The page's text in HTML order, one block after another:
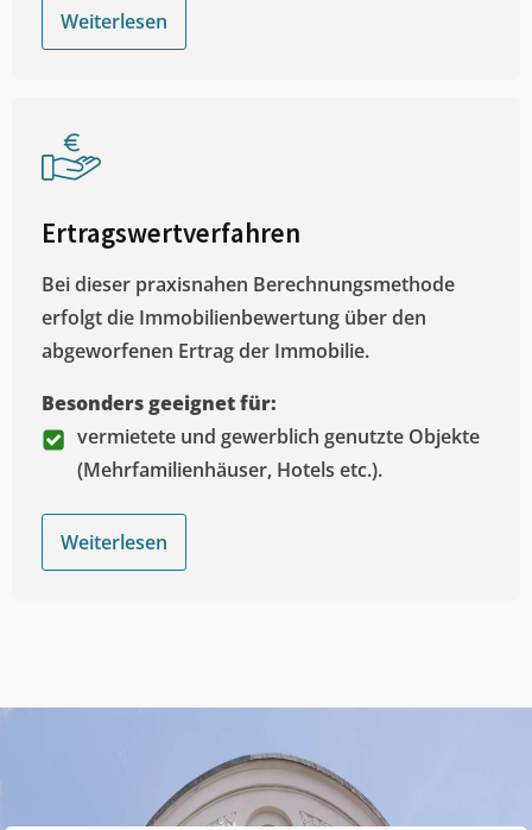
Weiterlesen
Ertragswertverfahren
Bei dieser praxisnahen Berechnungsmethode
erfolgt die Immobilienbewertung über den
abgeworfenen Ertrag der Immobilie.
Besonders geeignet für:
vermietete und gewerblich genutzte Objekte
(Mehrfamilienhäuser, Hotels etc.).
Weiterlesen